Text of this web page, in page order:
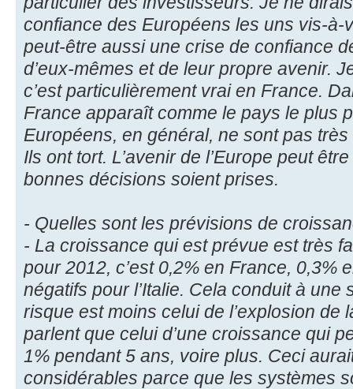
confiance des Européens les uns vis-à-
peut-être aussi une crise de confiance
d’eux-mêmes et de leur propre avenir.
c’est particulièrement vrai en France.
France apparaît comme le pays le plus
Européens, en général, ne sont pas
Ils ont tort. L’avenir de l’Europe peut
bonnes décisions soient prises.
- Quelles sont les prévisions de
- La croissance qui est prévue est très
pour 2012, c’est 0,2% en France, 0,3%
négatifs pour l’Italie. Cela conduit à une
risque est moins celui de l’explosion de
parlent que celui d’une croissance qui
1% pendant 5 ans, voire plus. Ceci
considérables parce que les systèmes